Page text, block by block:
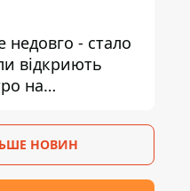
недовго - стало
відкриють
на
НОВИН